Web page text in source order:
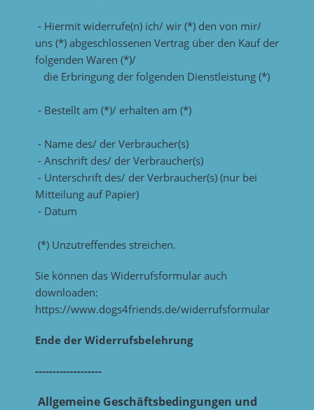
- Hiermit widerrufe(n) ich/ wir (*) den von mir/
uns (*) abgeschlossenen Vertrag über den Kauf der
folgenden Waren (*)/
die Erbringung der folgenden Dienstleistung (*)
- Bestellt am (*)/ erhalten am (*)
- Name des/ der Verbraucher(s)
- Anschrift des/ der Verbraucher(s)
- Unterschrift des/ der Verbraucher(s) (nur bei
Mitteilung auf Papier)
- Datum
(*) Unzutreffendes streichen.
Sie können das Widerrufsformular auch
downloaden:
https://www.dogs4friends.de/widerrufsformular
Ende der Widerrufsbelehrung
-------------------
Allgemeine Geschäftsbedingungen und